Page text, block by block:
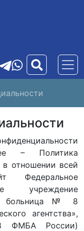
– Политика
в отношении всей
Федеральное
учреждение
больница № 8
агентства»,
России)